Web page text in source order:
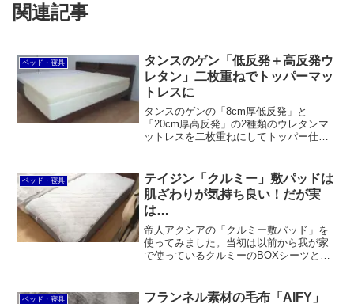
関連記事
ベッド・寝具
タンスのゲン「低反発＋高反発ウ
レタン」二枚重ねでトッパーマッ
トレスに
タンスのゲンの「8cm厚低反発」と
「20cm厚高反発」の2種類のウレタンマ
ットレスを二枚重ねにしてトッパー仕様
バーは洗えるし、処分も楽だし、価格も
安いのでオススメです。
ベッド・寝具
テイジン「クルミー」敷パッドは
肌ざわりが気持ち良い！だが実
は…
帝人アクシアの「クルミー敷パッド」を
使ってみました。当初は以前から我が家
で使っているクルミーのBOXシーツと比
ウォームなどのほうが暖かいと思いまし
ベッド・寝具
フランネル素材の毛布「AIFY」